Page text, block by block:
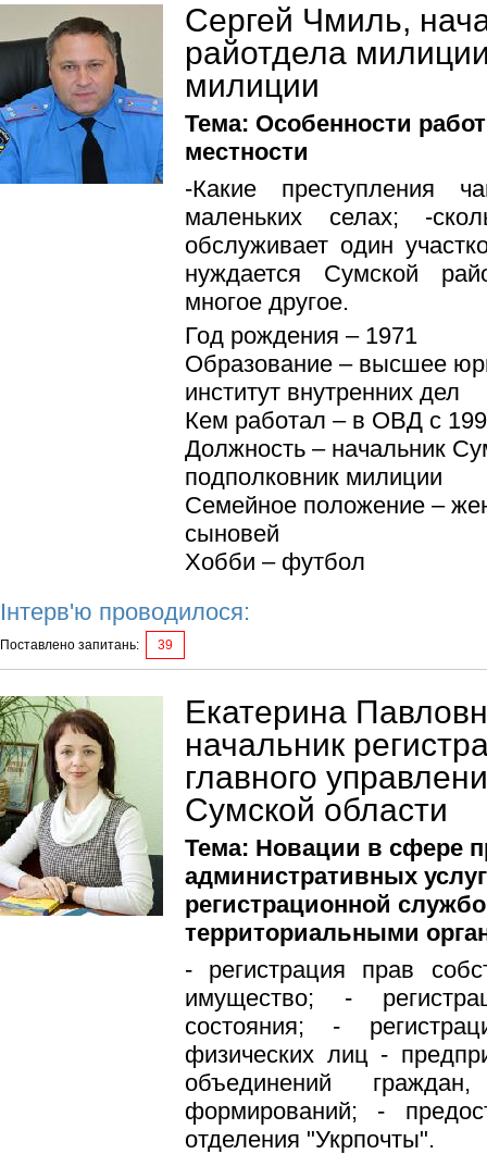
Сергей Чмиль,
райотдела
милиции
Тема: Особенности
местности
-Какие преступления
маленьких селах; -
обслуживает один
нуждается Сумской
многое другое.
Год рождения – 1971
Образование – высшее
институт внутренних дел
Кем работал – в ОВД с
Должность – начальник
подполковник милиции
Семейное положение –
сыновей
Хобби – футбол
Інтерв'ю проводилося:
Поставлено запитань: 39
Екатерина
начальник
главного
Сумской области
Тема: Новации в сфере
административных
регистрационной
территориальными
- регистрация прав
имущество; -
состояния; -
физических лиц -
объединений
формирований; -
отделения "Укрпочты".